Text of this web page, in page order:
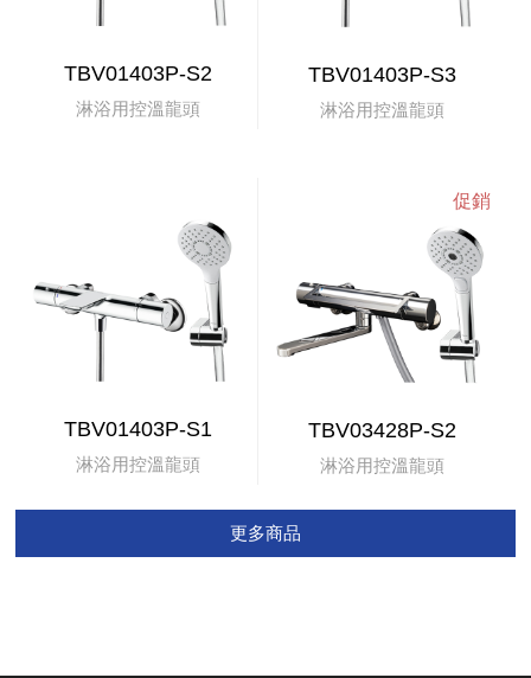
TBV01403P-S2
淋浴用控溫龍頭
TBV01403P-S3
淋浴用控溫龍頭
TBV01403P-S1
淋浴用控溫龍頭
TBV03428P-S2
淋浴用控溫龍頭
更多商品